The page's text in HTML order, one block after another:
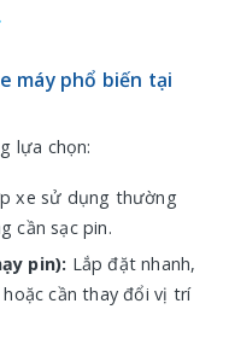
máy phổ biến tại
lựa chọn:
xe sử dụng thường
cần sạc pin.
pin): Lắp đặt nhanh,
cần thay đổi vị trí